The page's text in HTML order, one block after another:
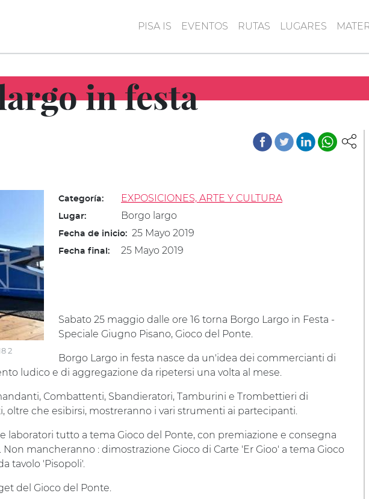
PISA IS EVENTOS RUTAS LUGARES
in festa
2
Categoría: EXPOSICIONES, ARTE Y CULTURA
Lugar: Borgo largo
Fecha de inicio: 25 Mayo 2019
Fecha final: 25 Mayo 2019
Sabato 25 maggio dalle ore 16 torna Borgo Largo in Festa -
Speciale Giugno Pisano, Gioco del Ponte.
Borgo Largo in festa nasce da un'idea dei commercianti di
ludico e di aggregazione da ripetersi una volta al mese.
Combattenti, Sbandieratori, Tamburini e Trombettieri di
oltre che esibirsi, mostreranno i vari strumenti ai partecipanti.
laboratori tutto a tema Gioco del Ponte, con premiazione e consegna
mancheranno : dimostrazione Gioco di Carte 'Er Gioo' a tema Gioco
tavolo 'Pisopoli'.
del Gioco del Ponte.